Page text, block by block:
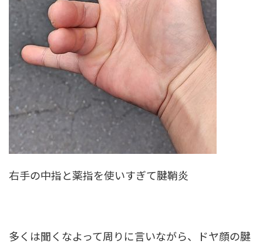
右手の中指と薬指を使いすぎて腱鞘炎
多くは聞くなよって周りに言いながら、ドヤ顔の腱